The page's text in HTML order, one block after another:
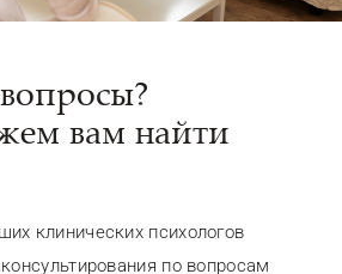
вам найти
клинических психологов
по вопросам